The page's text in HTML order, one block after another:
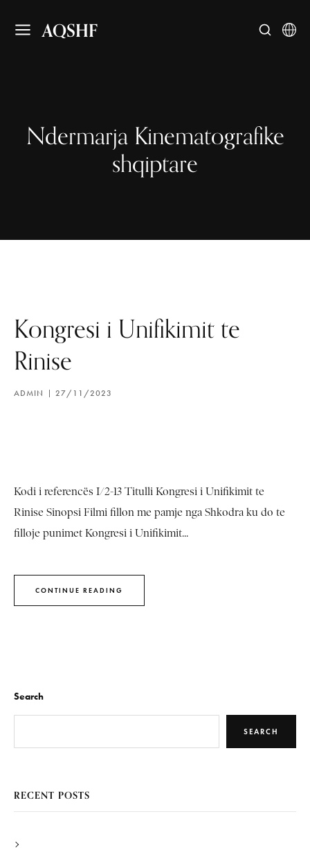
AQSHF
Ndermarja Kinematografike
shqiptare
Kongresi i Unifikimit te
Rinise
ADMIN 27/11/2023
Kodi i referencës I/2-13 Titulli Kongresi i Unifikimit te
Rinise Sinopsi Filmi fillon me pamje nga Shkodra ku do te
filloje punimet Kongresi i Unifikimit...
CONTINUE READING
Search
SEARCH
RECENT POSTS